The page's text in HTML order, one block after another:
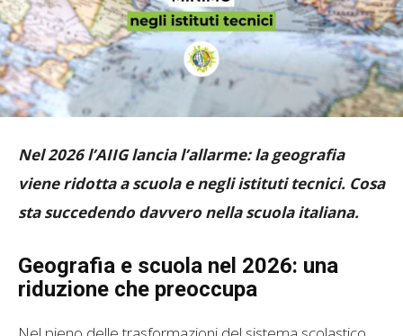
Nel 2026 l’AIIG lancia l’allarme: la geografia
viene ridotta a scuola e negli istituti tecnici. Cosa
sta succedendo davvero nella scuola italiana.
Geografia e scuola nel 2026: una
riduzione che preoccupa